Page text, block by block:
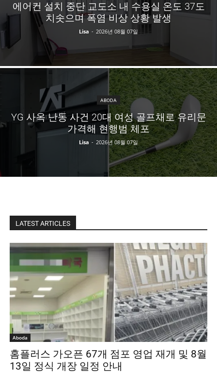
에어컨 설치 중단 교도소 내 수용실 온도 37도
치솟으며 폭염 비상 상황 발생
Lisa - 2026년 08월 07일
ABODA
YG 사옥 난동 사건 20대 여성 골프채로 유리문
가격해 현행범 체포
Lisa - 2026년 08월 07일
LATEST ARTICLES
Aboda
홈플러스 가오픈 67개 점포 영업 재개 및 8월
13일 정식 개장 일정 안내